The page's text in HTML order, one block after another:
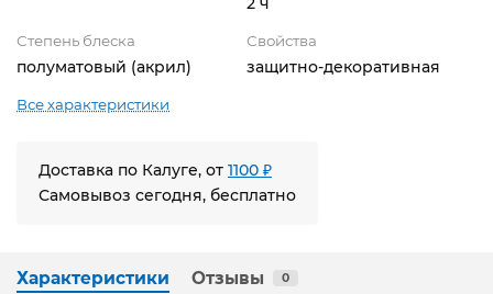
Степень блеска
полуматовый (акрил)
Свойства
защитно-декоративная
Все характеристики
Доставка по Калуге, от 1100 ₽
Самовывоз сегодня, бесплатно
Характеристики Отзывы 0